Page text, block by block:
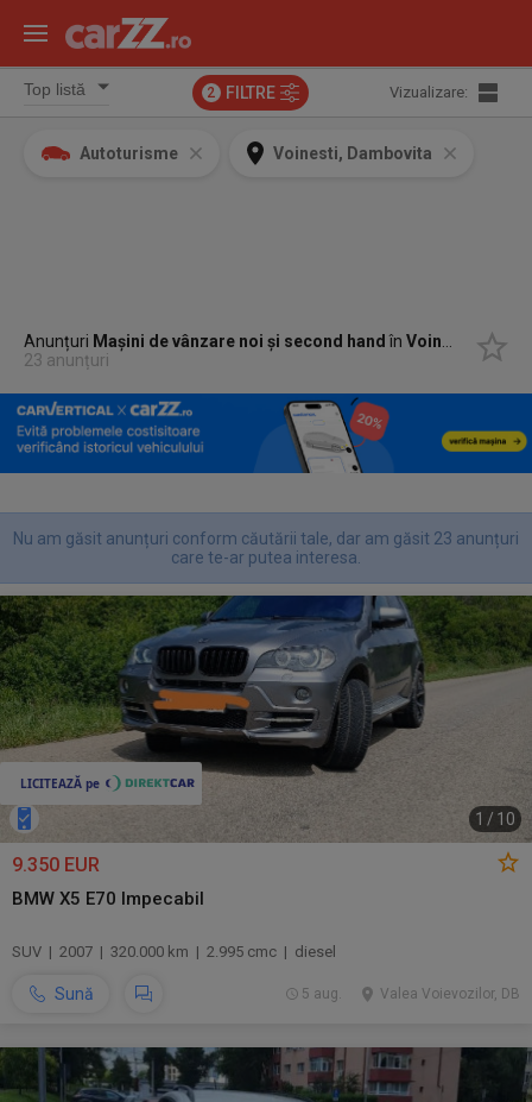
2 FILTRE Vizualizare:
Autoturisme Voinesti, Dambovita
Anunțuri Mașini de vânzare noi și second hand înVoinesti, Dambovita
23 anunțuri
Nu am găsit anunțuri conform căutării tale, dar am găsit 23 anunțuri
care te-ar putea interesa.
1 / 10
9.350 EUR
BMW X5 E70 Impecabil
SUV | 2007 | 320.000 km | 2.995 cmc | diesel
Sună Valea Voievozilor, DB
5 aug.